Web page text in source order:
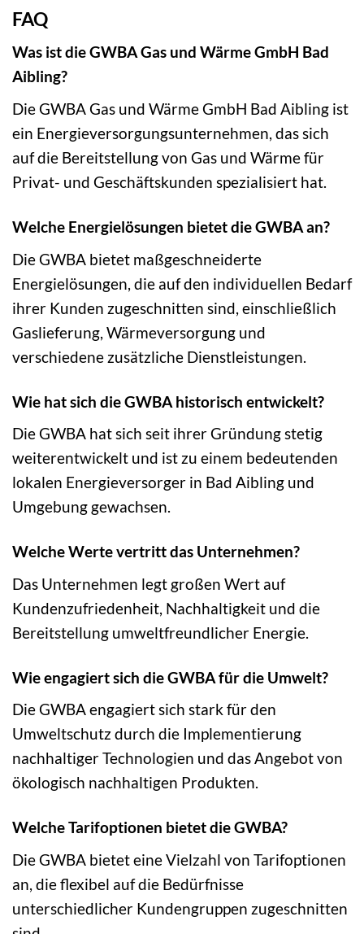
FAQ
Was ist die GWBA Gas und Wärme GmbH Bad
Aibling?
Die GWBA Gas und Wärme GmbH Bad Aibling ist
ein Energieversorgungsunternehmen, das sich
auf die Bereitstellung von Gas und Wärme für
Privat- und Geschäftskunden spezialisiert hat.
Welche Energielösungen bietet die GWBA an?
Die GWBA bietet maßgeschneiderte
Energielösungen, die auf den individuellen Bedarf
ihrer Kunden zugeschnitten sind, einschließlich
Gaslieferung, Wärmeversorgung und
verschiedene zusätzliche Dienstleistungen.
Wie hat sich die GWBA historisch entwickelt?
Die GWBA hat sich seit ihrer Gründung stetig
weiterentwickelt und ist zu einem bedeutenden
lokalen Energieversorger in Bad Aibling und
Umgebung gewachsen.
Welche Werte vertritt das Unternehmen?
Das Unternehmen legt großen Wert auf
Kundenzufriedenheit, Nachhaltigkeit und die
Bereitstellung umweltfreundlicher Energie.
Wie engagiert sich die GWBA für die Umwelt?
Die GWBA engagiert sich stark für den
Umweltschutz durch die Implementierung
nachhaltiger Technologien und das Angebot von
ökologisch nachhaltigen Produkten.
Welche Tarifoptionen bietet die GWBA?
Die GWBA bietet eine Vielzahl von Tarifoptionen
an, die flexibel auf die Bedürfnisse
unterschiedlicher Kundengruppen zugeschnitten